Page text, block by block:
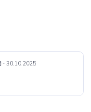
- 30.10.2025